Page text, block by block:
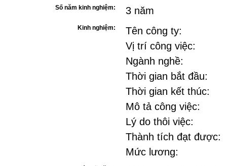
Số năm kinh nghiệm: 3 năm
Kinh nghiệm:
Tên công ty:
Vị trí công việc:
Ngành nghề:
Thời gian bắt đầu:
Thời gian kết thúc:
Mô tả công việc:
Lý do thôi việc:
Thành tích đạt được:
Mức lương: